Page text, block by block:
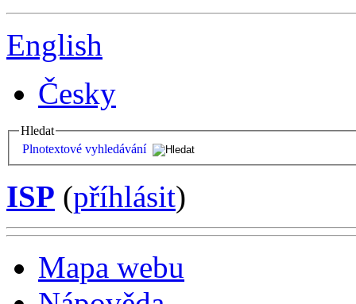
English
Česky
Hledat
Plnotextové vyhledávání
ISP (příhlásit)
Mapa webu